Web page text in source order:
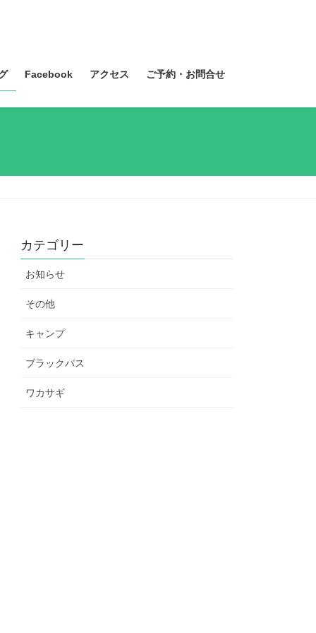
Facebook アクセス ご予約・お問合せ
カテゴリー
お知らせ
その他
キャンプ
ブラックバス
ワカサギ